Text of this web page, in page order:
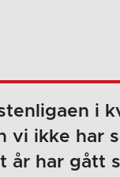
i
vi ikke har
år har gått